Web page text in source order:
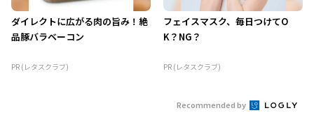
ダイレクトに広がる肉の旨み！絶
品豚バラベーコン
PR (レタスクラブ)
フェイスマスク、毎日つけてO
K？NG？
PR (レタスクラブ)
Recommended by